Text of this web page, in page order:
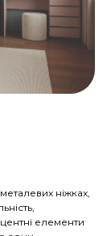
ніжках,
елементи